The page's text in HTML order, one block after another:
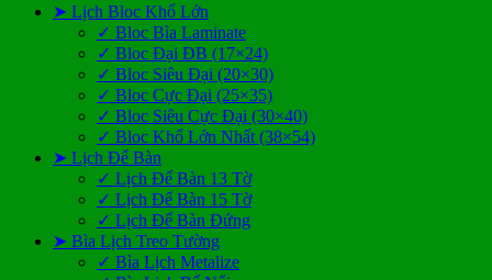
➤ Lịch Bloc Khổ Lớn
✓ Bloc Bìa Laminate
✓ Bloc Đại ĐB (17×24)
✓ Bloc Siêu Đại (20×30)
✓ Bloc Cực Đại (25×35)
✓ Bloc Siêu Cực Đại (30×40)
✓ Bloc Khổ Lớn Nhất (38×54)
➤ Lịch Để Bàn
✓ Lịch Để Bàn 13 Tờ
✓ Lịch Để Bàn 15 Tờ
✓ Lịch Để Bàn Đứng
➤ Bìa Lịch Treo Tường
✓ Bìa Lịch Metalize